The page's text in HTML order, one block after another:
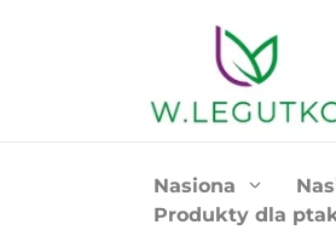
Nasiona
Produkty dla